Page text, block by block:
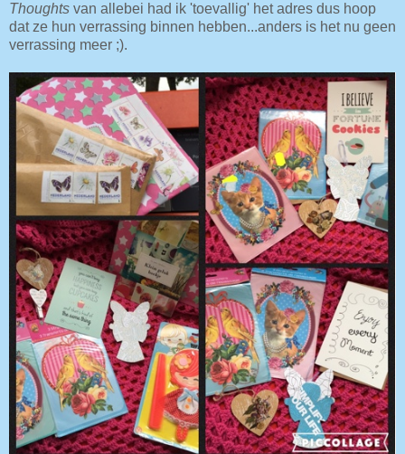
Thoughts van allebei had ik 'toevallig' het adres dus hoop
dat ze hun verrassing binnen hebben...anders is het nu geen
verrassing meer ;).